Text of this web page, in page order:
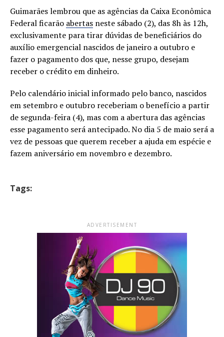
Guimarães lembrou que as agências da Caixa Econômica
Federal ficarão abertas neste sábado (2), das 8h às 12h,
exclusivamente para tirar dúvidas de beneficiários do
auxílio emergencial nascidos de janeiro a outubro e
fazer o pagamento dos que, nesse grupo, desejam
receber o crédito em dinheiro.
Pelo calendário inicial informado pelo banco, nascidos
em setembro e outubro receberiam o benefício a partir
de segunda-feira (4), mas com a abertura das agências
esse pagamento será antecipado. No dia 5 de maio será a
vez de pessoas que querem receber a ajuda em espécie e
fazem aniversário em novembro e dezembro.
Tags:
ADVERTISEMENT